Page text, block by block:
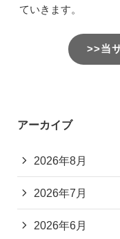
ていきます。
>>当
アーカイブ
2026年8月
2026年7月
2026年6月